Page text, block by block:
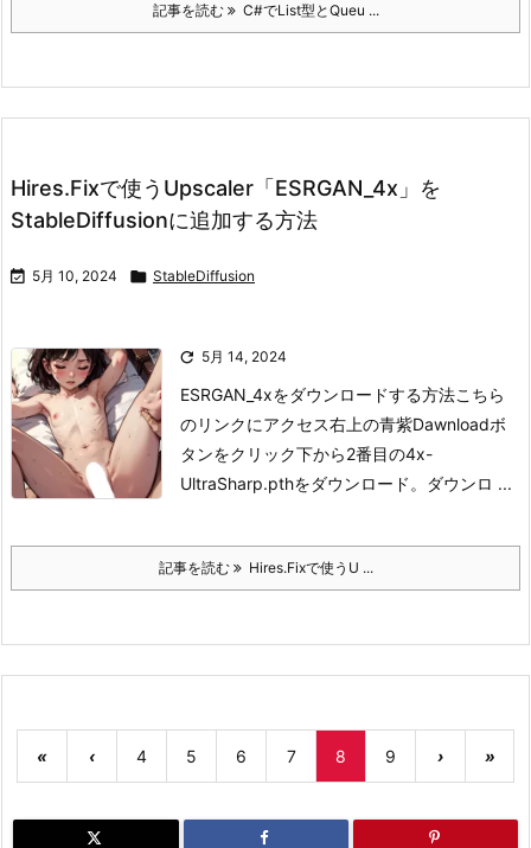
記事を読む C#でList型とQueu ...
Hires.Fixで使うUpscaler「ESRGAN_4x」を
StableDiffusionに追加する方法
 5月 10, 2024  StableDiffusion
 5月 14, 2024
ESRGAN_4xをダウンロードする方法こちら
のリンクにアクセス右上の青紫Dawnloadボ
タンをクリック下から2番目の4x-
UltraSharp.pthをダウンロード。
ダウンロ ...
記事を読む Hires.Fixで使うU ...
« ‹ 4 5 6 7 8 9 › »